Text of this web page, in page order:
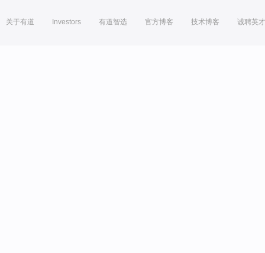
关于有道 Investors 有道智选 官方博客 技术博客 诚聘英才